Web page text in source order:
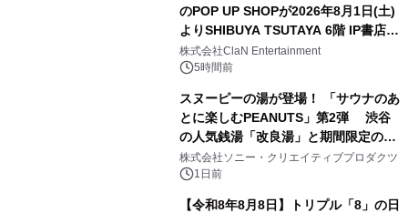
のPOP UP SHOPが2026年8月1日(土)
よりSHIBUYA TSUTAYA 6階 IP書店で
開催決定！！
株式会社ClaN Entertainment
5時間前
スヌーピーの湯が登場！ 「サウナのあ
とに楽しむPEANUTS」第2弾 渋谷
の人気銭湯「改良湯」と期間限定のコ
ラボレーション サウナイキタイコラ
ボグッズも発売決定！
株式会社ソニー・クリエイティブプロダクツ
1日前
【令和8年8月8日】トリプル「8」の日